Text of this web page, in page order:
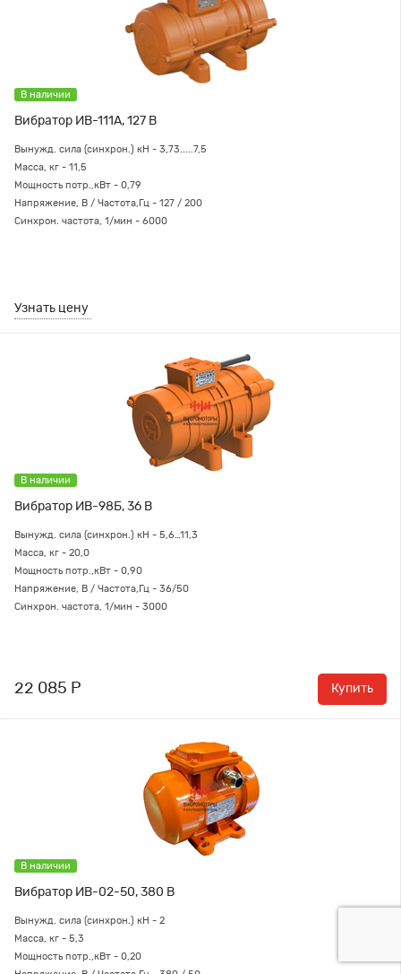
В наличии
Вибратор ИВ-111А, 127 В
Вынужд. сила (синхрон.) кН - 3,73.....7,5
Масса, кг - 11,5
Мощность потр.,кВт - 0,79
Напряжение, В / Частота,Гц - 127 / 200
Синхрон. частота, 1/мин - 6000
Узнать цену
В наличии
Вибратор ИВ-98Б, 36 В
Вынужд. сила (синхрон.) кН - 5,6…11,3
Масса, кг - 20,0
Мощность потр.,кВт - 0,90
Напряжение, В / Частота,Гц - 36/50
Синхрон. частота, 1/мин - 3000
22 085 Р Купить
В наличии
Вибратор ИВ-02-50, 380 В
Вынужд. сила (синхрон.) кН - 2
Масса, кг - 5,3
Мощность потр.,кВт - 0,20